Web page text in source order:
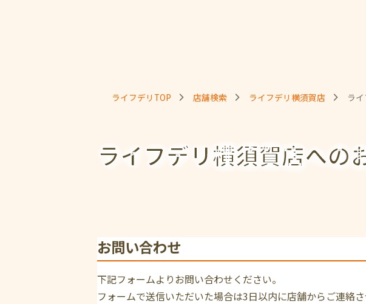
ライフデリTOP 店舗検索 ライフデリ横須賀店 ラ
ライフデリ横須賀店への
お問い合わせ
下記フォームよりお問い合わせください。
フォームで送信いただいた場合は3日以内に店舗からご連絡さ